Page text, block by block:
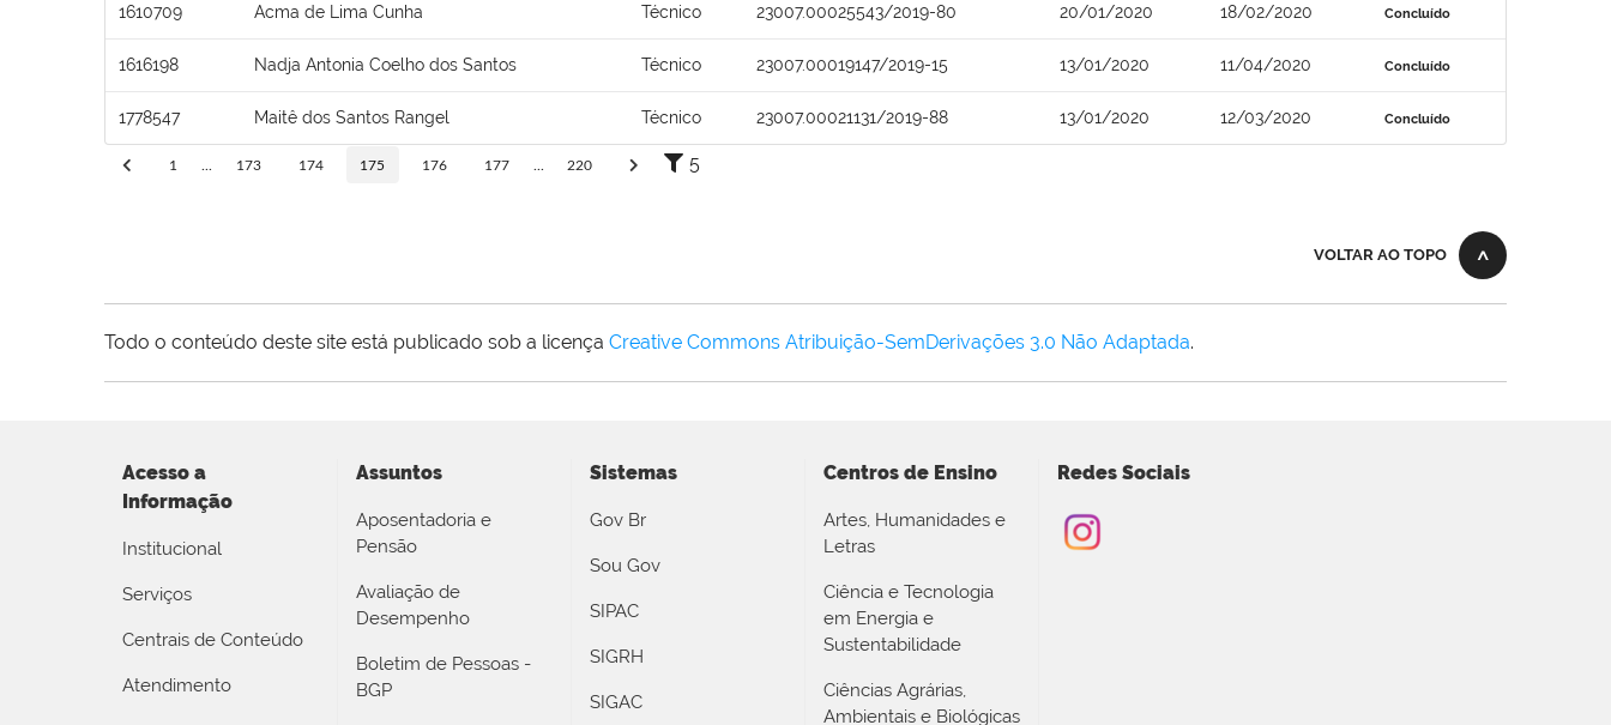
1610709 Acma de Lima Cunha Técnico 23007.00025543/2019-80 20/01/2020 18/02/2020 Concluído
1616198 Nadja Antonia Coelho dos Santos Técnico 23007.00019147/2019-15 13/01/2020 11/04/2020 Concluído
1778547 Maitê dos Santos Rangel Técnico 23007.00021131/2019-88 13/01/2020 12/03/2020 Concluído
1 173 174 175 176 177 220 5
VOLTAR AO TOPO
Todo o conteúdo deste site está publicado sob a licença Creative Commons Atribuição-SemDerivações 3.0 Não Adaptada.
Acesso a
Informação
Institucional
Serviços
Centrais de Conteúdo
Atendimento
Assuntos
Aposentadoria e
Pensão
Avaliação de
Desempenho
Boletim de Pessoas -
BGP
Sistemas
Gov Br
Sou Gov
SIPAC
SIGRH
SIGAC
Centros de Ensino
Artes, Humanidades e
Letras
Ciência e Tecnologia
em Energia e
Sustentabilidade
Ciências Agrárias,
Ambientais e Biológicas
Redes Sociais